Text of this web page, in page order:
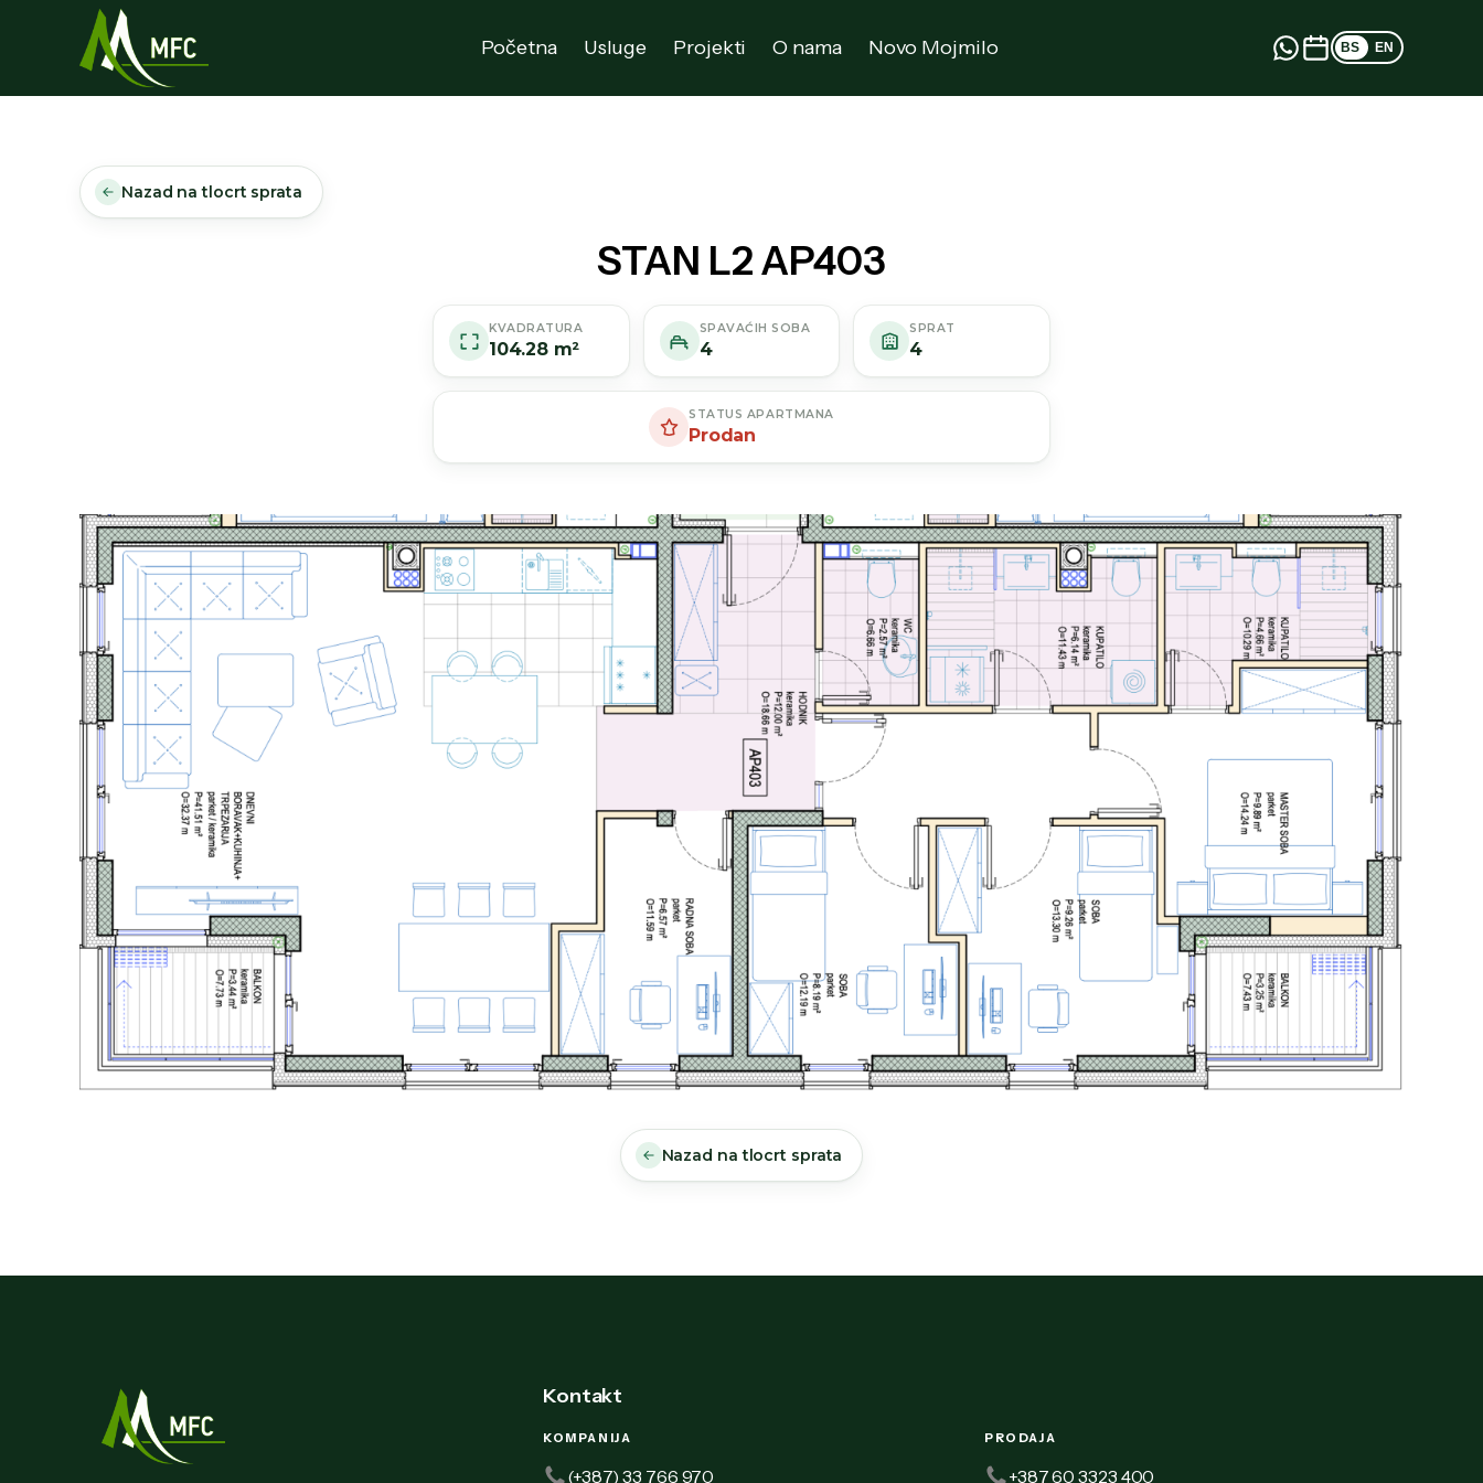
Početna Usluge Projekti O nama Novo Mojmilo BS EN
Nazad na tlocrt sprata
STAN L2 AP403
KVADRATURA
104.28 m²
SPAVAĆIH SOBA
4
SPRAT
4
STATUS APARTMANA
Prodan
Nazad na tlocrt sprata
Kontakt
KOMPANIJA
(+387) 33 766 970
PRODAJA
+387 60 3323 400